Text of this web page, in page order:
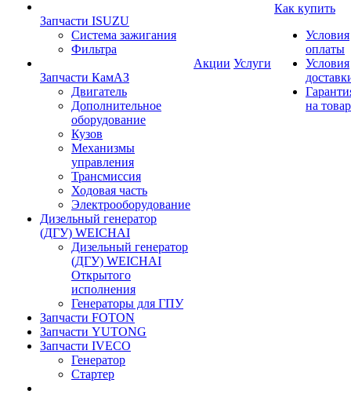
Запчасти ISUZU
Система зажигания
Фильтра
Запчасти КамАЗ
Двигатель
Дополнительное
оборудование
Кузов
Механизмы
управления
Трансмиссия
Ходовая часть
Электрооборудование
Дизельный генератор
(ДГУ) WEICHAI
Дизельный генератор
(ДГУ) WEICHAI
Открытого
исполнения
Генераторы для ГПУ
Запчасти FOTON
Запчасти YUTONG
Запчасти IVECO
Генератор
Стартер
Акции Услуги
Как купить
Условия
оплаты
Условия
на товар